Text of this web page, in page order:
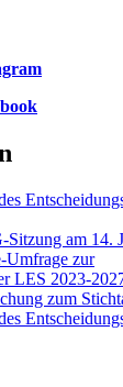
am 14.
Umfrage zur
LES 2023-
zum